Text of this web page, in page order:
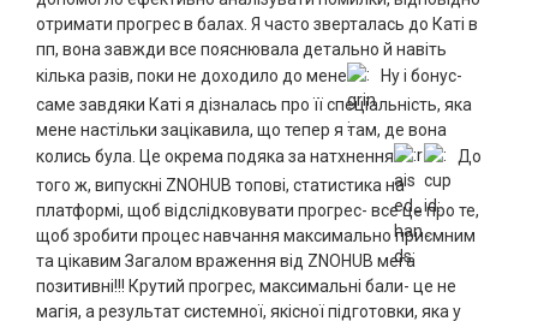
отримати прогрес в балах. Я часто зверталась до Каті в
пп, вона завжди все пояснювала детально й навіть
кілька разів, поки не доходило до мене
Ну і бонус-
саме завдяки Каті я дізналась про її спеціальність, яка
мене настільки зацікавила, що тепер я там, де вона
колись була. Це окрема подяка за натхнення
До
того ж, випускні ZNOHUB топові, статистика на
платформі, щоб відслідковувати прогрес- все це про те,
щоб зробити процес навчання максимально приємним
та цікавим Загалом враження від ZNOHUB мега
позитивні!!! Крутий прогрес, максимальні бали- це не
магія, а результат системної, якісної підготовки, яка у